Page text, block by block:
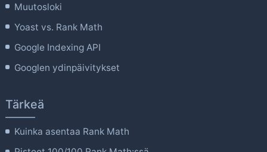
Muutosloki
Yoast vs. Rank Math
Google Indexing API
Googlen ydinpäivitykset
Tärkeä
Kuinka asentaa Rank Math